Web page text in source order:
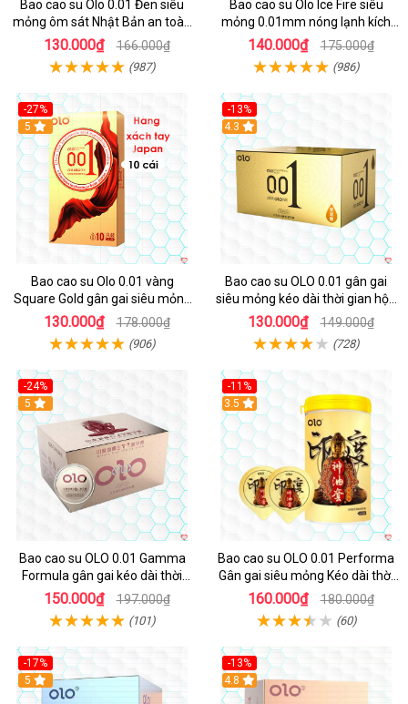
Bao cao su Olo 0.01 Đen siêu
mỏng ôm sát Nhật Bản an toàn
10c
130.000₫ 166.000₫
(987)
Bao cao su Olo Ice Fire siêu
mỏng 0.01mm nóng lạnh kích
thích
140.000₫ 175.000₫
(986)
-27%
5
Bao cao su Olo 0.01 vàng
Square Gold gân gai siêu mỏng
kéo dài thời gian an toàn
130.000₫ 178.000₫
(906)
-13%
Hot
4.3
Bao cao su OLO 0.01 gân gai
siêu mỏng kéo dài thời gian hộp
10 cái kích thích cực khoái
130.000₫ 149.000₫
(728)
-24%
Hot
5
Bao cao su OLO 0.01 Gamma
Formula gân gai kéo dài thời
gian hộp 10
150.000₫ 197.000₫
(101)
-11%
Hot
3.5
Bao cao su OLO 0.01 Performa
Gân gai siêu mỏng Kéo dài thời
gian An toàn
160.000₫ 180.000₫
(60)
-17%
Hot
5
-13%
Hot
4.8